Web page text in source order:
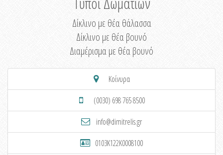
Δίκλινο με θέα θάλασσα
Δίκλινο με θέα βουνό
Διαμέρισμα με θέα βουνό
Κοίνυρα
(0030) 698 765 8500
info@dimitrelis.gr
0103K122K0008100